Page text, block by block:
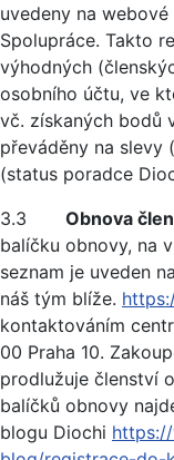
uvedeny na
Spolupráce. Takto
výhodných
osobního účtu, ve
vč. získaných bodů
převáděny na slevy
(status poradce
3.3 Obnova
balíčku obnovy, na
seznam je uveden
náš tým blíže.
kontaktováním
00 Praha 10.
prodlužuje členství
balíčků obnovy
blogu Diochi